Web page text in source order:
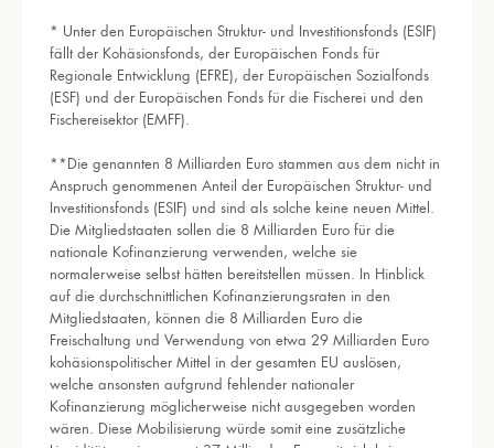
* Unter den Europäischen Struktur- und Investitionsfonds (ESIF)
fällt der Kohäsionsfonds, der Europäischen Fonds für
Regionale Entwicklung (EFRE), der Europäischen Sozialfonds
(ESF) und der Europäischen Fonds für die Fischerei und den
Fischereisektor (EMFF).
**Die genannten 8 Milliarden Euro stammen aus dem nicht in
Anspruch genommenen Anteil der Europäischen Struktur- und
Investitionsfonds (ESIF) und sind als solche keine neuen Mittel.
Die Mitgliedstaaten sollen die 8 Milliarden Euro für die
nationale Kofinanzierung verwenden, welche sie
normalerweise selbst hätten bereitstellen müssen. In Hinblick
auf die durchschnittlichen Kofinanzierungsraten in den
Mitgliedstaaten, können die 8 Milliarden Euro die
Freischaltung und Verwendung von etwa 29 Milliarden Euro
kohäsionspolitischer Mittel in der gesamten EU auslösen,
welche ansonsten aufgrund fehlender nationaler
Kofinanzierung möglicherweise nicht ausgegeben worden
wären. Diese Mobilisierung würde somit eine zusätzliche